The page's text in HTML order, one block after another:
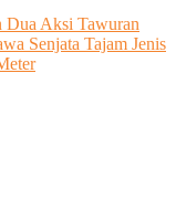
Dua Aksi Tawuran
Senjata Tajam Jenis